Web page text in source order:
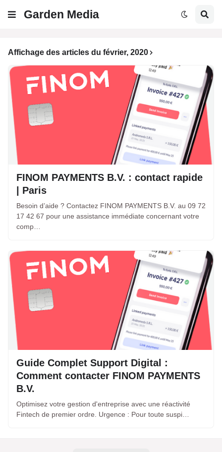
Garden Media
Affichage des articles du février, 2020
FINOM PAYMENTS B.V. : contact rapide
| Paris
Besoin d’aide ? Contactez FINOM PAYMENTS B.V. au 09 72
17 42 67 pour une assistance immédiate concernant votre
comp…
Guide Complet Support Digital :
Comment contacter FINOM PAYMENTS
B.V.
Optimisez votre gestion d'entreprise avec une réactivité
Fintech de premier ordre. Urgence : Pour toute suspi…